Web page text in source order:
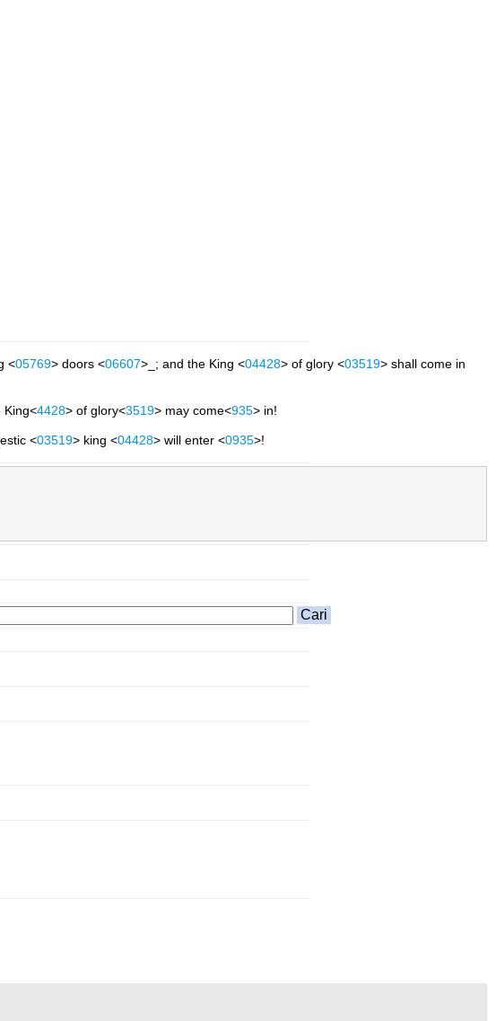
<05769> doors <06607>_; and the King <04428> of glory <03519> shall come in
King<4428> of glory<3519> may come<935> in!
<03519> king <04428> will enter <0935>!